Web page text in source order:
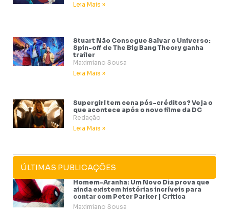
Leia Mais »
Stuart Não Consegue Salvar o Universo:
Spin-off de The Big Bang Theory ganha
trailer
Maximiano Sousa
Leia Mais »
Supergirl tem cena pós-créditos? Veja o
que acontece após o novo filme da DC
Redação
Leia Mais »
ÚLTIMAS PUBLICAÇÕES
Homem-Aranha: Um Novo Dia prova que
ainda existem histórias incríveis para
contar com Peter Parker | Crítica
Maximiano Sousa